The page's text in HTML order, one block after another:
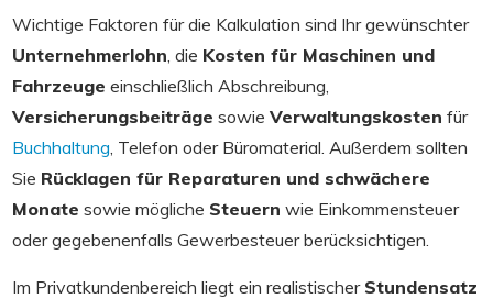
Wichtige Faktoren für die Kalkulation sind Ihr gewünschter
Unternehmerlohn , die Kosten für Maschinen und
Fahrzeuge einschließlich Abschreibung,
Versicherungsbeiträge sowie Verwaltungskosten für
Buchhaltung , Telefon oder Büromaterial. Außerdem sollten
Sie Rücklagen für Reparaturen und schwächere
Monate sowie mögliche Steuern wie Einkommensteuer
oder gegebenenfalls Gewerbesteuer berücksichtigen.
Im Privatkundenbereich liegt ein realistischer Stundensatz